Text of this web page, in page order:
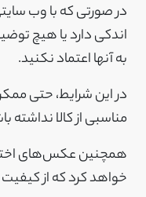
در صورتی که با وب
اندکی دارد یا هیچ
به آنها اعتماد نکنید.
در این شرایط، حتی
مناسبی از کالا نداشته
همچنین عکس‌های
خواهد کرد که از